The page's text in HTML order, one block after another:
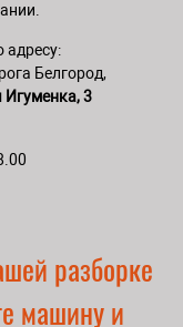
адресу:
Белгород,
Игуменка, 3
разборке
машину и